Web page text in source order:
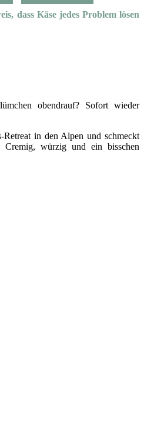
dass Käse jedes Problem lösen
obendrauf? Sofort wieder
Retreat in den Alpen und schmeckt
würzig und ein bisschen